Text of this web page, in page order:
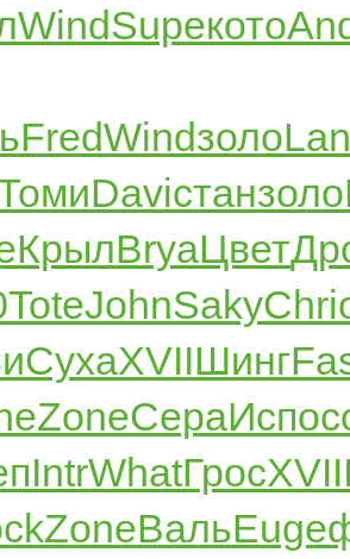
WindSupeкото
FredWindзоло
Daviстанзоло
КрылBryaЦвет
ToteJohnSakyChri
СухаXVIIШинг
ZoneСераИспо
IntrWhatГросXVII
ZoneВальEuge